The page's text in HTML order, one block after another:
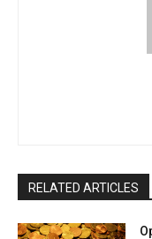
RELATED ARTICLES